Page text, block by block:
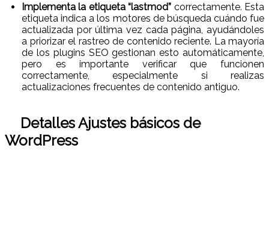
Implementa la etiqueta “lastmod” correctamente. Esta
etiqueta indica a los motores de búsqueda cuándo fue
actualizada por última vez cada página, ayudándoles
a priorizar el rastreo de contenido reciente. La mayoría
de los plugins SEO gestionan esto automáticamente,
pero es importante verificar que funcionen
correctamente, especialmente si realizas
actualizaciones frecuentes de contenido antiguo.
DetallesAjustes básicos de
WordPress